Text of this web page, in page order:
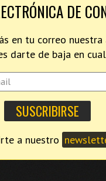
DE
en tu correo
darte de baja en
a nuestro